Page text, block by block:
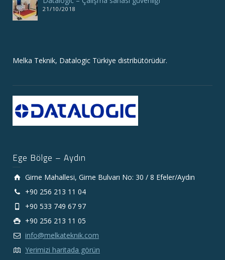
21/10/2018
Melka Teknik, Datalogic Türkiye distribütörüdür.
Ege Bölge – Aydın
Girne Mahallesi, Girne Bulvarı No: 30 / 8 Efeler/Aydın
+90 256 213 11 04
+90 533 749 67 97
+90 256 213 11 05
info@melkateknik.com
Yerimizi haritada görün